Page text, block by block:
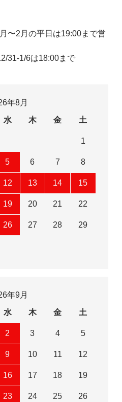
〜2月の平日は19:00まで営
31-1/6は18:00まで
年8月
水 木 金 土
1
5 6 7 8
12 13 14 15
19 20 21 22
26 27 28 29
年9月
水 木 金 土
2 3 4 5
9 10 11 12
16 17 18 19
23 24 25 26